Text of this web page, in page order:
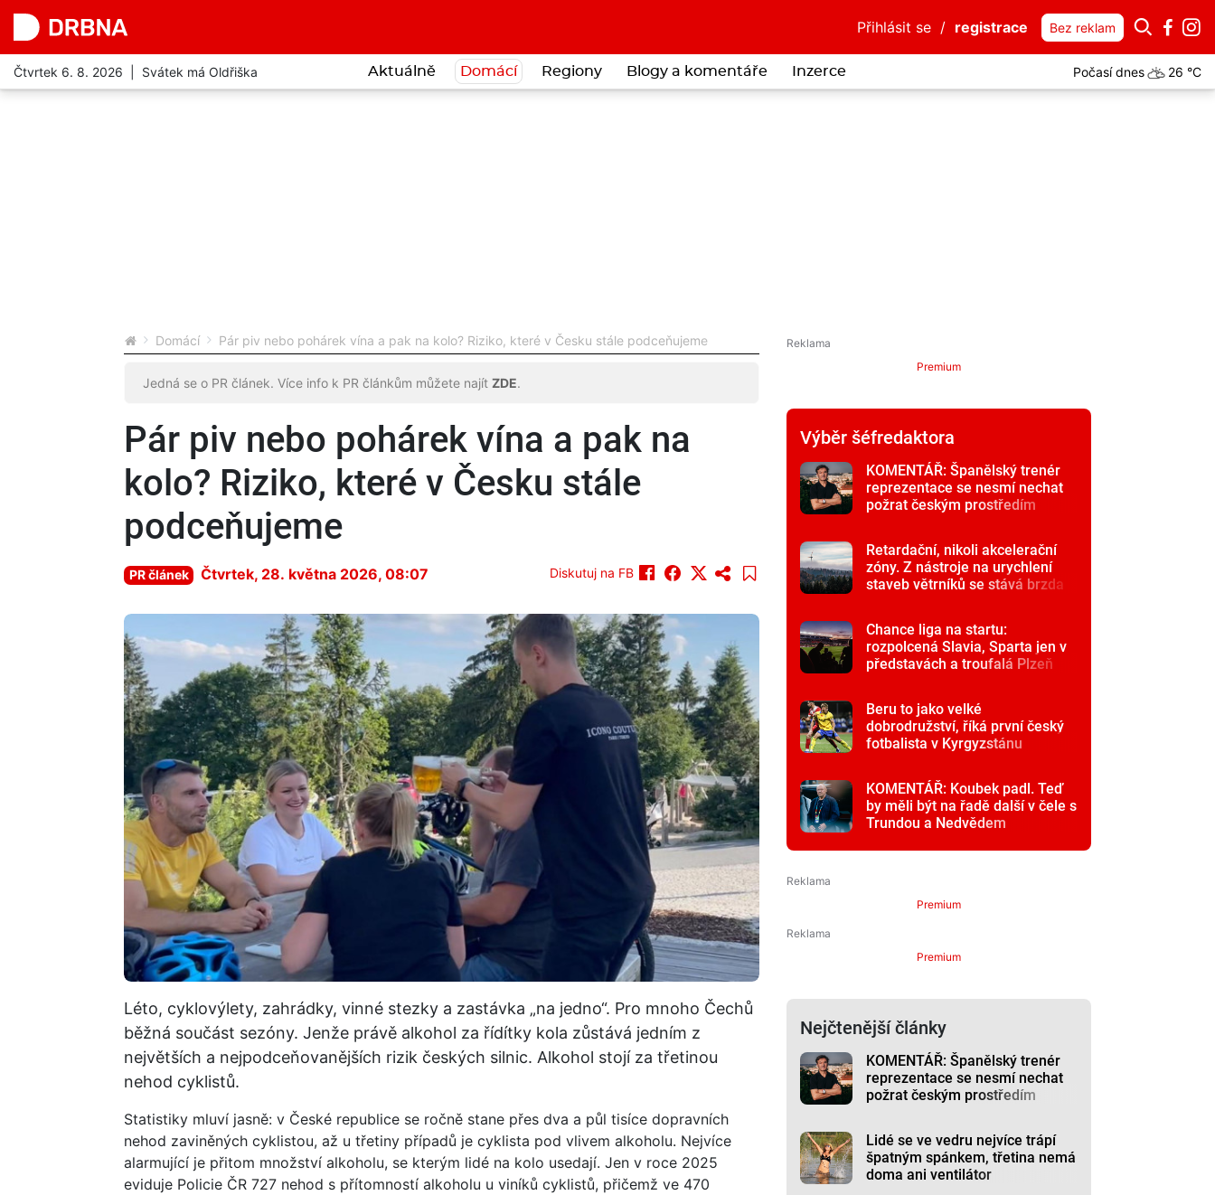
Přihlásit se / registrace Bez reklam
Čtvrtek 6. 8. 2026 | Svátek má Oldřiška Aktuálně Domácí Regiony Blogy a komentáře Inzerce Počasí dnes 26 °C
Domácí Pár piv nebo pohárek vína a pak na kolo? Riziko, které v Česku stále podceňujeme
Jedná se o PR článek. Více info k PR článkům můžete najít ZDE.
Pár piv nebo pohárek vína a pak na
kolo? Riziko, které v Česku stále
podceňujeme
PR článek Čtvrtek, 28. května 2026, 08:07 Diskutuj na FB
Léto, cyklovýlety, zahrádky, vinné stezky a zastávka „na jedno“. Pro mnoho Čechů
běžná součást sezóny. Jenže právě alkohol za řídítky kola zůstává jedním z
největších a nejpodceňovanějších rizik českých silnic. Alkohol stojí za třetinou
nehod cyklistů.
Statistiky mluví jasně: v České republice se ročně stane přes dva a půl tisíce dopravních
nehod zaviněných cyklistou, až u třetiny případů je cyklista pod vlivem alkoholu. Nejvíce
alarmující je přitom množství alkoholu, se kterým lidé na kolo usedají. Jen v roce 2025
eviduje Policie ČR 727 nehod s přítomností alkoholu u viníků cyklistů, přičemž ve 470
Premium
Výběr šéfredaktora
KOMENTÁŘ: Španělský trenér
reprezentace se nesmí nechat
požrat českým prostředím
Retardační, nikoli akcelerační
zóny. Z nástroje na urychlení
staveb větrníků se stává brzda
Chance liga na startu:
rozpolcená Slavia, Sparta jen v
představách a troufalá Plzeň
Beru to jako velké
dobrodružství, říká první český
fotbalista v Kyrgyzstánu
KOMENTÁŘ: Koubek padl. Teď
by měli být na řadě další v čele s
Trundou a Nedvědem
Premium
Premium
Nejčtenější články
KOMENTÁŘ: Španělský trenér
reprezentace se nesmí nechat
požrat českým prostředím
Lidé se ve vedru nejvíce trápí
špatným spánkem, třetina nemá
doma ani ventilátor